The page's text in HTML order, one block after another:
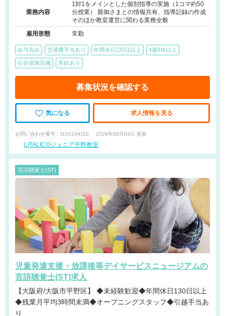
業務内容
1対1をメインとした個別指導の実施（1コマ約50
分授業） 親御さまとの情報共有、指導記録の作成
そのほか教室運営に関わる業務全般
雇用形態
常勤
給与高め 交通費手当あり 年間休日120日以上 4週8休以上
社会保険完備 昇給あり
募集状況を確認する
気になる 求人情報を見る
お問い合わせ番号 : J101249110 2026年08月04日 更新
LITALICOジュニア平野教室
言語聴覚士(ST)
児童発達支援・放課後等デイサービスニュージアムの
言語聴覚士(ST)求人
【大阪府/大阪市平野区】 ◆未経験歓迎◆年間休日130日以上
◆残業月平均3時間未満◆オープニングスタッフ◆引越手当あ
り